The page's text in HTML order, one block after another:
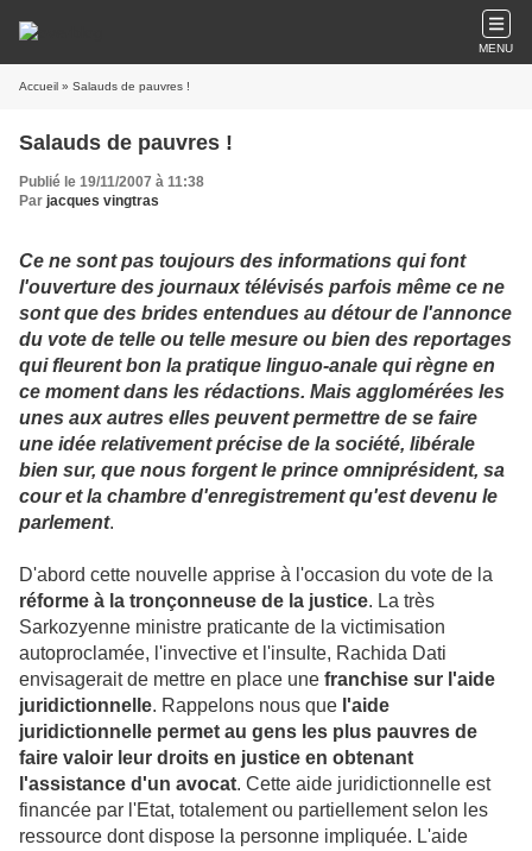
MENU
Accueil » Salauds de pauvres !
Salauds de pauvres !
Publié le 19/11/2007 à 11:38
Par jacques vingtras
Ce ne sont pas toujours des informations qui font
l'ouverture des journaux télévisés parfois même ce ne
sont que des brides entendues au détour de l'annonce
du vote de telle ou telle mesure ou bien des reportages
qui fleurent bon la pratique linguo-anale qui règne en
ce moment dans les rédactions. Mais agglomérées les
unes aux autres elles peuvent permettre de se faire
une idée relativement précise de la société, libérale
bien sur, que nous forgent le prince omniprésident, sa
cour et la chambre d'enregistrement qu'est devenu le
parlement.
D'abord cette nouvelle apprise à l'occasion du vote de la
réforme à la tronçonneuse de la justice. La très
Sarkozyenne ministre praticante de la victimisation
autoproclamée, l'invective et l'insulte, Rachida Dati
envisagerait de mettre en place une franchise sur l'aide
juridictionnelle. Rappelons nous que l'aide
juridictionnelle permet au gens les plus pauvres de
faire valoir leur droits en justice en obtenant
l'assistance d'un avocat. Cette aide juridictionnelle est
financée par l'Etat, totalement ou partiellement selon les
ressource dont dispose la personne impliquée. L'aide